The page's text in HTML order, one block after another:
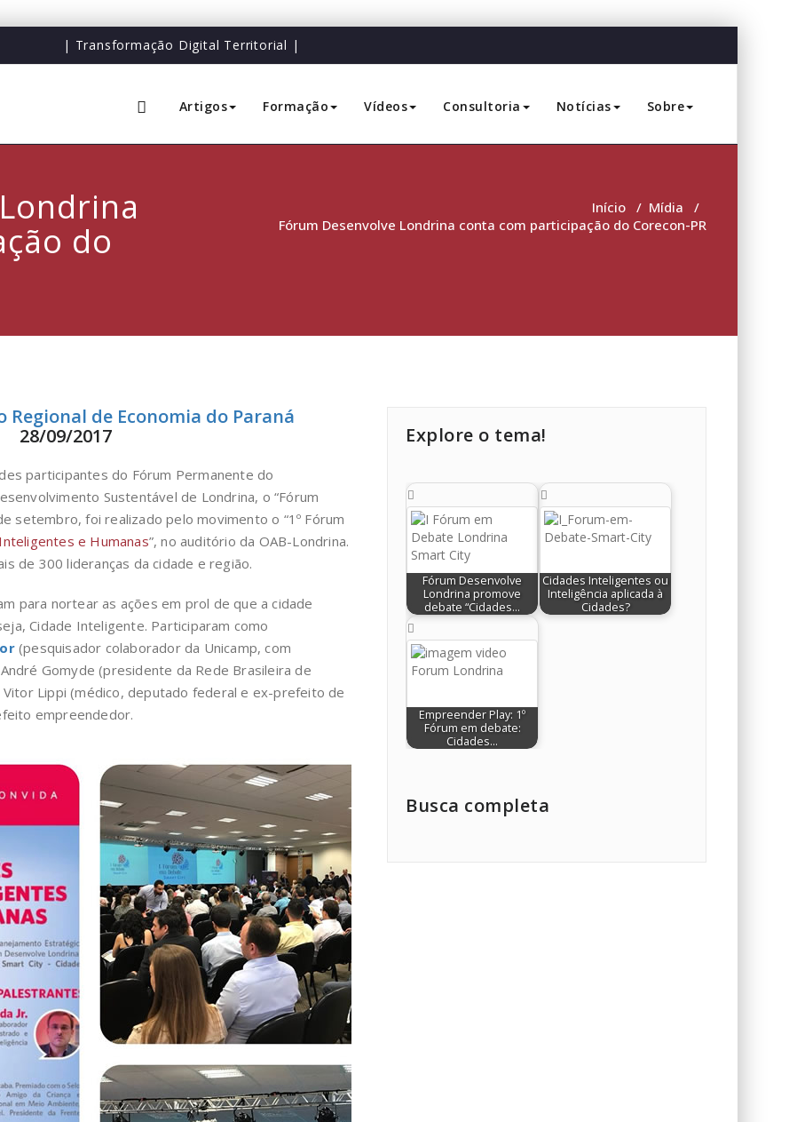
| Transformação Digital Territorial |
Artigos Formação Vídeos Consultoria Notícias Sobre
do
Início / Mídia /
Fórum Desenvolve Londrina conta com participação do Corecon-PR
de Economia do Paraná
28/09/2017
participantes do Fórum Permanente do
Sustentável de Londrina, o “Fórum
setembro, foi realizado pelo movimento o “1º Fórum
e Humanas”, no auditório da OAB-Londrina.
de 300 lideranças da cidade e região.
para nortear as ações em prol de que a cidade
Cidade Inteligente. Participaram como
(pesquisador colaborador da Unicamp, com
Gomyde (presidente da Rede Brasileira de
Lippi (médico, deputado federal e ex-prefeito de
empreendedor.
Explore o tema!
Fórum Desenvolve
Londrina promove
debate “Cidades…
Cidades Inteligentes ou
Inteligência aplicada à
Cidades?
Empreender Play: 1º
Fórum em debate:
Cidades…
Busca completa